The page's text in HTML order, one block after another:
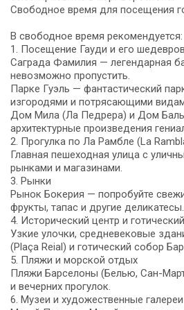
Свободное время для посещения
В свободное время рекомендуется:
1. Посещение Гауди и его шедевров
Саграда Фамилия — легендарная
невозможно пропустить.
Парке Гуэль — фантастический
изгородями и потрясающими
Дом Мила (Ла Педрера) и Дом
архитектурные произведения
2. Прогулка по Ла Рамбле (La
Главная пешеходная улица с
рынками и магазинами.
3. Рынки
Рынок Бокерия — попробуйте
фрукты, тапас и другие деликатесы.
4. Исторический центр и
Узкие улочки, средневековые
(Plaça Reial) и готический собор
5. Пляжи и морской отдых
Пляжи Барселоны (Белью, Сан-
и вечерних прогулок.
6. Музеи и художественные галереи